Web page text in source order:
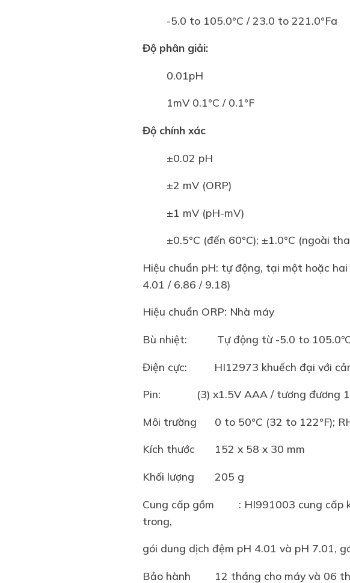
-5.0 to 105.0°C / 23.0 to 221.0°Fa
Độ phân giải:
0.01pH
1mV 0.1°C / 0.1°F
Độ chính xác
±0.02 pH
±2 mV (ORP)
±1 mV (pH-mV)
±0.5°C (đến 60°C); ±1.0°C (ngoài
Hiệu chuẩn pH: tự động, tại một hoặc
4.01 / 6.86 / 9.18)
Hiệu chuẩn ORP: Nhà máy
Bù nhiệt: Tự động từ -5.0 to 105.0ºC
Điện cực: HI12973 khuếch đại với cảm
Pin: (3) x1.5V AAA / tương đương
Môi trường 0 to 50°C (32 to 122°F);
Kích thước 152 x 58 x 30 mm
Khối lượng 205 g
Cung cấp gồm
: HI991003 cung cấp
trong,
gói dung dịch đệm pH 4.01 và pH 7.01,
Bảo hành 12 tháng cho máy và 06